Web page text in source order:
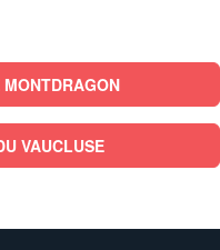
VAUCLUSE